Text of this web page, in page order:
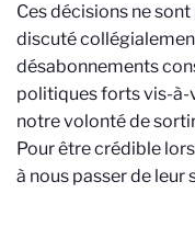
Ces décisions ne
discuté
désabonnements
politiques forts vis-à-
notre volonté de
Pour être crédible
à nous passer de leur